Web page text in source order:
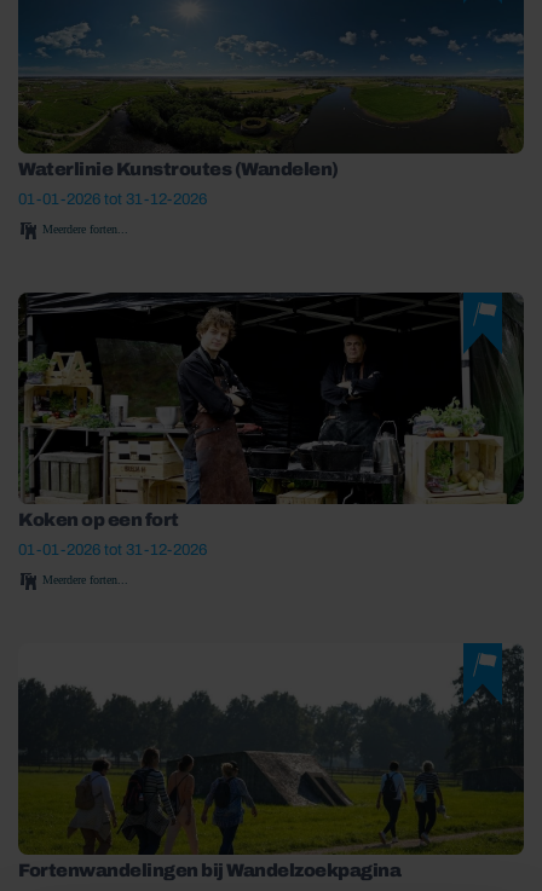
Waterlinie Kunstroutes (Wandelen)
01-01-2026 tot 31-12-2026
Meerdere forten...
Koken op een fort
01-01-2026 tot 31-12-2026
Meerdere forten...
Fortenwandelingen bij Wandelzoekpagina